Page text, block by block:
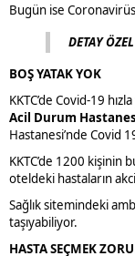
Bugün ise Coronavirüs
DETAY
BOŞ YATAK YOK
KKTC’de Covid-19
Acil Durum
Hastanesi’nde Covid
KKTC’de 1200
oteldeki hastaların
Sağlık sitemindeki
taşıyabiliyor.
HASTA SEÇMEK